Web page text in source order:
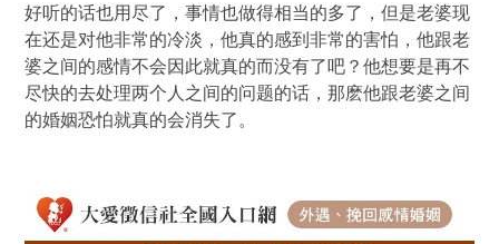
好听的话也用尽了，事情也做得相当的多了，但是老婆现
在还是对他非常的冷淡，他真的感到非常的害怕，他跟老
婆之间的感情不会因此就真的而没有了吧？他想要是再不
尽快的去处理两个人之间的问题的话，那麽他跟老婆之间
的婚姻恐怕就真的会消失了。